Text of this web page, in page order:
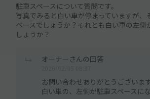
駐車スペースについて質問です。
写真でみると白い車が停まっていますが、
ペースでしょうか？それとも白い車の左側
しょうか？
オーナーさんの回答
お問い合わせありがとうございます
白い車の、左側が駐車スペースにな